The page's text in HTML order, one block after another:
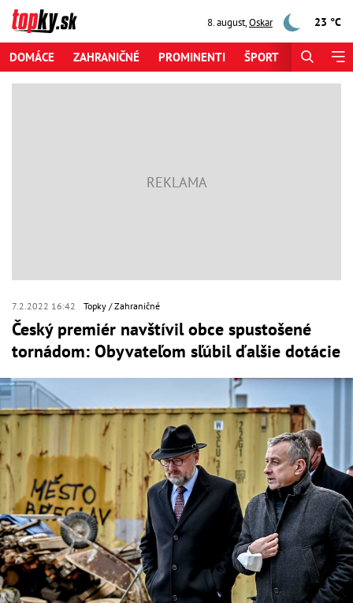
8. august,Oskar 23 °C
DOMÁCE ZAHRANIČNÉ PROMINENTI ŠPORT
7.2.2022 16:42 Topky Zahraničné
Český premiér navštívil obce spustošené
tornádom: Obyvateľom sľúbil ďalšie dotácie